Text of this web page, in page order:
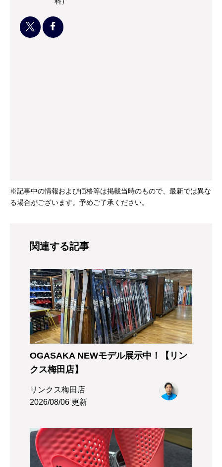
※記事中の情報および価格等は掲載当時のもので、最新では異な
る場合がございます。予めご了承ください。
関連する記事
OGASAKA NEWモデル展示中！【リン
クス梅田店】
リンクス梅田店
2026/08/06 更新